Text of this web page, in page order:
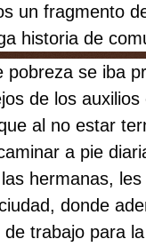
un fragmento
historia de
pobreza se iba
de los
al no estar
a pie
hermanas,
donde
trabajo para